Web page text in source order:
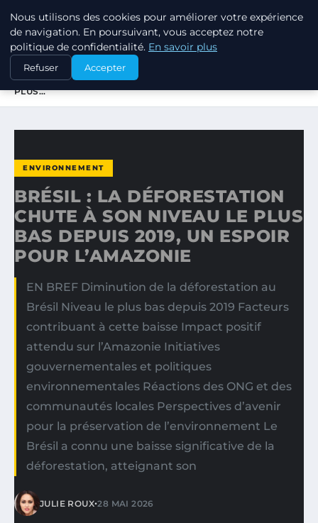
RSE ENJEUX
ACCUEIL
ENVIRONNEMENT
BRÉSIL : LA DÉFORESTATION CHUTE À SON NIVEAU LE
PLUS…
ENVIRONNEMENT
BRÉSIL : LA DÉFORESTATION
CHUTE À SON NIVEAU LE PLUS
BAS DEPUIS 2019, UN ESPOIR
POUR L’AMAZONIE
EN BREF Diminution de la déforestation au
Brésil Niveau le plus bas depuis 2019 Facteurs
contribuant à cette baisse Impact positif
attendu sur l’Amazonie Initiatives
gouvernementales et politiques
environnementales Réactions des ONG et des
communautés locales Perspectives d’avenir
pour la préservation de l’environnement Le
Brésil a connu une baisse significative de la
déforestation, atteignant son
JULIE ROUX•28 MAI 2026
Nous utilisons des cookies pour améliorer votre expérience
de navigation. En poursuivant, vous acceptez notre
politique de confidentialité. En savoir plus
Refuser Accepter